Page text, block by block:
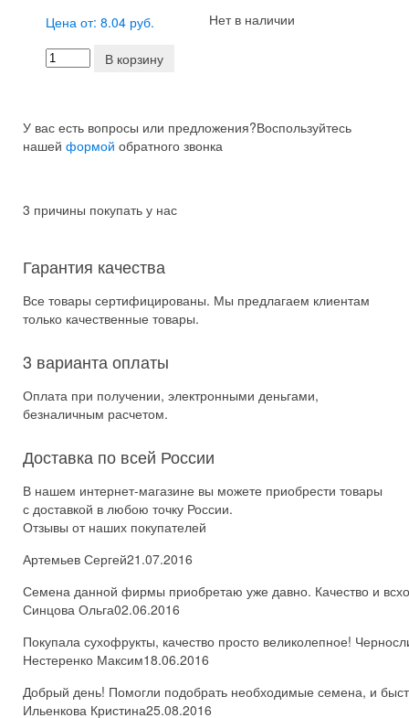
Цена от: 8.04 руб.
В корзину
Нет в наличии
У вас есть вопросы или предложения?Воспользуйтесь
нашей формой обратного звонка
3 причины покупать у нас
Гарантия качества
Все товары сертифицированы. Мы предлагаем клиентам
только качественные товары.
3 варианта оплаты
Оплата при получении, электронными деньгами,
безналичным расчетом.
Доставка по всей России
В нашем интернет-магазине вы можете приобрести товары
с доставкой в любою точку России.
Отзывы от наших покупателей
Артемьев Сергей21.07.2016
Семена данной фирмы приобретаю уже давно. Качество и
Синцова Ольга02.06.2016
Покупала сухофрукты, качество просто великолепное!
Нестеренко Максим18.06.2016
Добрый день! Помогли подобрать необходимые семена, и
Ильенкова Кристина25.08.2016